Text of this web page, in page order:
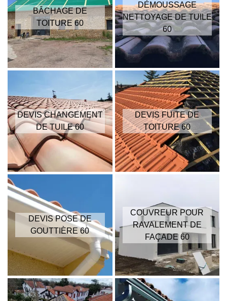
BÂCHAGE DE
TOITURE 60
DÉMOUSSAGE
NETTOYAGE DE TUILE
60
DEVIS CHANGEMENT
DE TUILE 60
DEVIS FUITE DE
TOITURE 60
DEVIS POSE DE
GOUTTIÈRE 60
COUVREUR POUR
RAVALEMENT DE
FAÇADE 60